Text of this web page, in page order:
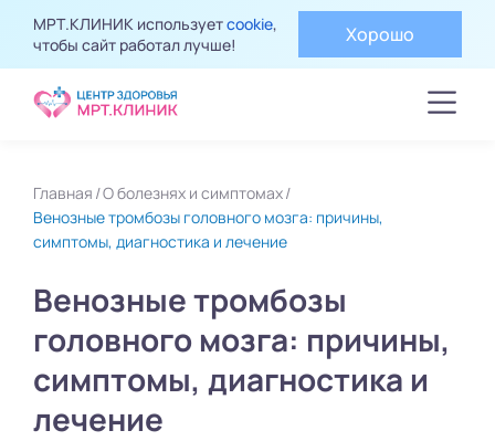
МРТ.КЛИНИК используетcookie,
чтобы сайт работал лучше!
Хорошо
Главная О болезнях и симптомах
Венозные тромбозы головного мозга: причины,
симптомы, диагностика и лечение
Венозные тромбозы
головного мозга: причины,
симптомы, диагностика и
лечение